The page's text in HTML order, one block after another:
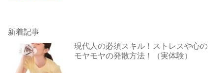
新着記事
現代人の必須スキル！ストレスや心の
モヤモヤの発散方法！（実体験）